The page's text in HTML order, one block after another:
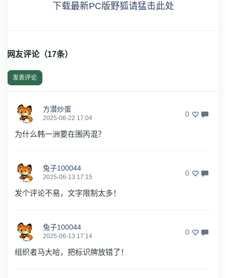
下载最新PC版野狐请猛击此处
网友评论（17条）
发表评论
方潜炒蛋
2025-06-22 17:04 0
为什么韩一洲要在围丙混？
兔子100044
2025-06-13 17:15 0
发个评论不易，文字限制太多！
兔子100044
2025-06-13 17:14 0
组织者马大哈，把标识牌放错了！